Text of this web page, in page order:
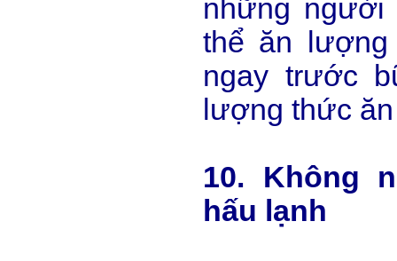
những người
thể ăn
ngay trước
lượng thức
10. Không
hấu lạnh